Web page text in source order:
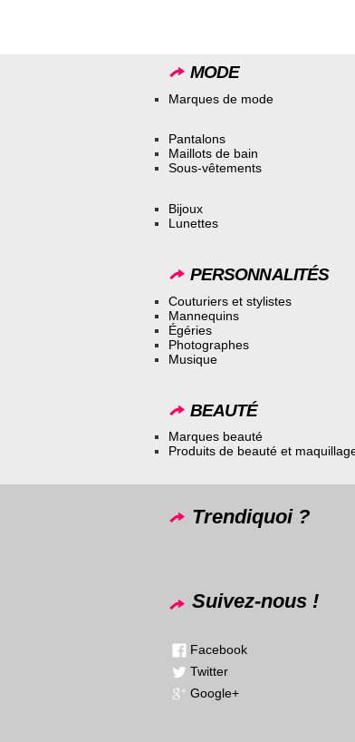
MODE
Marques de mode
Pantalons
Maillots de bain
Sous-vêtements
Bijoux
Lunettes
PERSONNALITÉS
Couturiers et stylistes
Mannequins
Égéries
Photographes
Musique
BEAUTÉ
Marques beauté
Produits de beauté et
Trendiquoi ?
Suivez-nous !
Facebook
Twitter
Google+